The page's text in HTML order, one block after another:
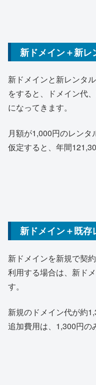
新ドメイン＋新レ
新ドメインと新レンタ
をすると、ドメイン代
になってきます。
月額が1,000円のレンタ
仮定すると、年間
新ドメイン＋既存
新ドメインを新規で契
利用する場合は、新ド
す。
新規のドメイン代が約
追加費用は、1,300円の